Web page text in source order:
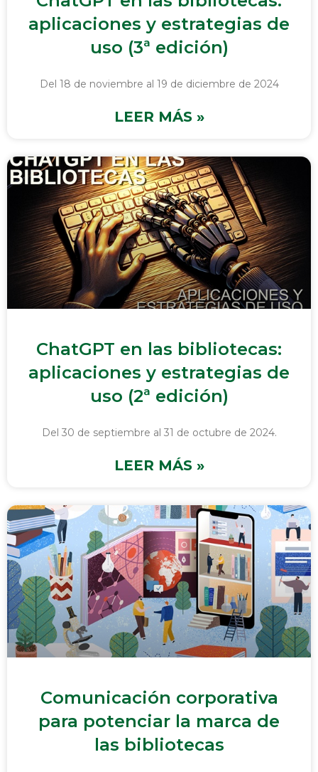
aplicaciones y estrategias de
uso (3ª edición)
Del 18 de noviembre al 19 de diciembre de 2024
LEER MÁS »
ChatGPT en las bibliotecas:
aplicaciones y estrategias de
uso (2ª edición)
Del 30 de septiembre al 31 de octubre de 2024.
LEER MÁS »
Comunicación corporativa
para potenciar la marca de
las bibliotecas